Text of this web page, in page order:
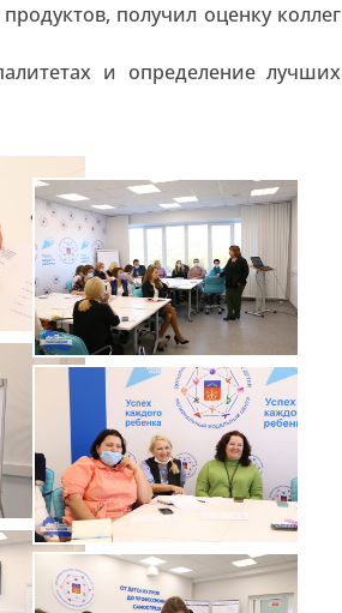
получил оценку коллег
и определение лучших